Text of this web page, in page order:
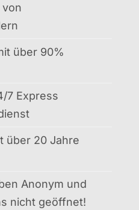
von
über 90%
7 Express
über 20 Jahre
Anonym und
nicht geöffnet!